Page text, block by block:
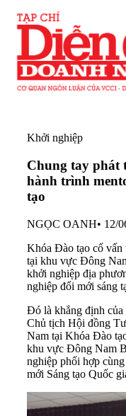
Khởi nghiệp
Chung tay phát
hành trình
tạo
NGỌC OANH• 12/
Khóa Đào tạo cố vấn
tại khu vực Đông
khởi nghiệp địa
nghiệp đổi mới sáng
Đó là khẳng định
Chủ tịch Hội đồng
Nam tại Khóa Đào
khu vực Đông Nam
nghiệp phối hợp
mới Sáng tạo Quốc